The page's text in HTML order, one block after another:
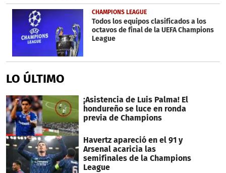
CHAMPIONS LEAGUE
Todos los equipos clasificados a los
octavos de final de la UEFA Champions
League
LO ÚLTIMO
¡Asistencia de Luis Palma! El
hondureño se luce en ronda
previa de Champions
Havertz apareció en el 91 y
Arsenal acaricia las
semifinales de la Champions
League